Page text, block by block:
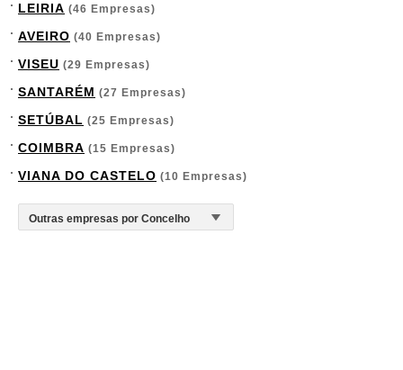
LEIRIA (46 Empresas)
AVEIRO (40 Empresas)
VISEU (29 Empresas)
SANTARÉM (27 Empresas)
SETÚBAL (25 Empresas)
COIMBRA (15 Empresas)
VIANA DO CASTELO (10 Empresas)